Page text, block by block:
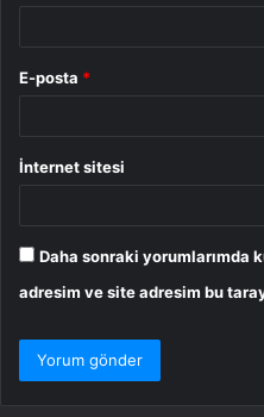
E-posta *
İnternet sitesi
Daha sonraki yorumlarımda
adresim ve site adresim bu